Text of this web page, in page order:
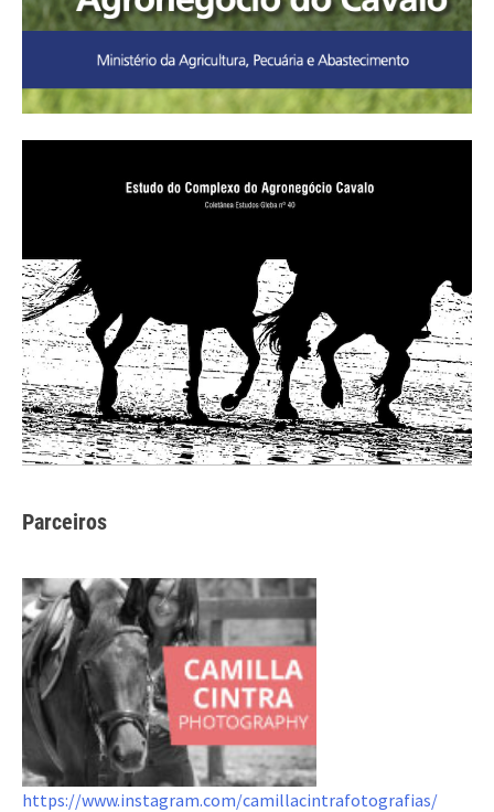
Parceiros
https://www.instagram.com/camillacintrafotografias/